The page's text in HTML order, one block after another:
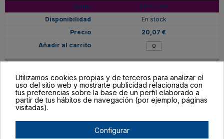
PURPURA
En stock
20,07 €
Utilizamos cookies propias y de terceros para analizar el
uso del sitio web y mostrarte publicidad relacionada con
tus preferencias sobre la base de un perfil elaborado a
partir de tus hábitos de navegación (por ejemplo, páginas
visitadas).
Configurar